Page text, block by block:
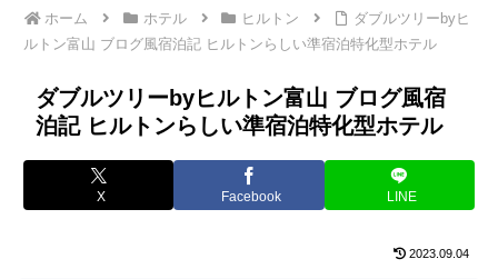
ホーム ホテル ヒルトン
ダブルツリーbyヒ
ルトン富山 ブログ風宿泊記 ヒルトンらしい準宿泊特化型ホテル
ダブルツリーbyヒルトン富山 ブログ風宿
泊記 ヒルトンらしい準宿泊特化型ホテル
X Facebook LINE
2023.09.04